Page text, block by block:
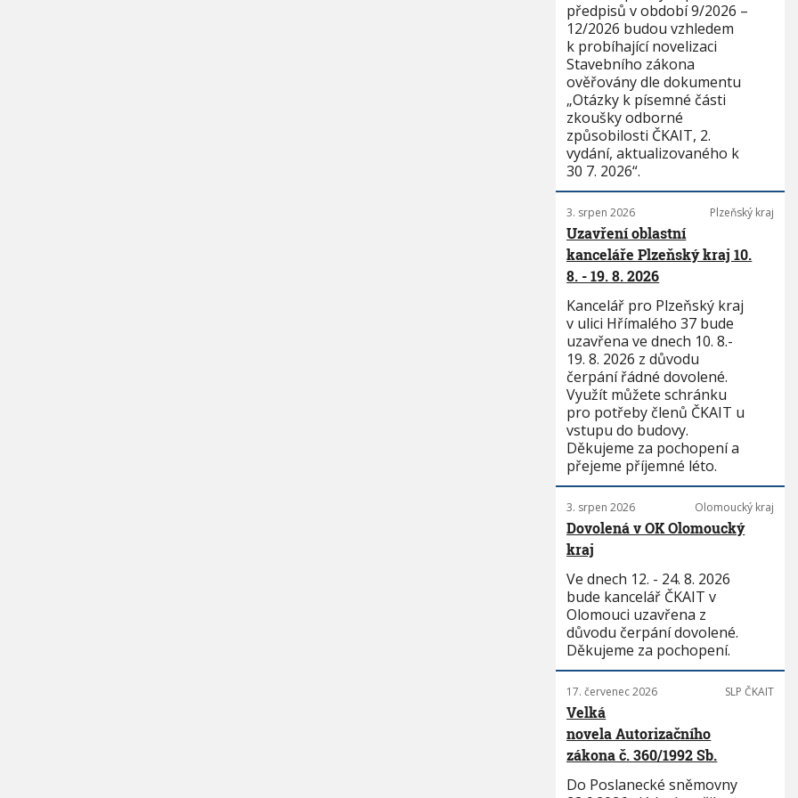
předpisů v období 9/2026 –
12/2026 budou vzhledem
k probíhající novelizaci
Stavebního zákona
ověřovány dle dokumentu
„Otázky k písemné části
zkoušky odborné
způsobilosti ČKAIT, 2.
vydání, aktualizovaného k
30 7. 2026“.
3. srpen 2026 Plzeňský kraj
Uzavření oblastní
kanceláře Plzeňský kraj 10.
8. - 19. 8. 2026
Kancelář pro Plzeňský kraj
v ulici Hřímalého 37 bude
uzavřena ve dnech 10. 8.-
19. 8. 2026 z důvodu
čerpání řádné dovolené.
Využít můžete schránku
pro potřeby členů ČKAIT u
vstupu do budovy.
Děkujeme za pochopení a
přejeme příjemné léto.
3. srpen 2026 Olomoucký kraj
Dovolená v OK Olomoucký
kraj
Ve dnech 12. - 24. 8. 2026
bude kancelář ČKAIT v
Olomouci uzavřena z
důvodu čerpání dovolené.
Děkujeme za pochopení.
17. červenec 2026 SLP ČKAIT
Velká
novela Autorizačního
zákona č. 360/1992 Sb.
Do Poslanecké sněmovny